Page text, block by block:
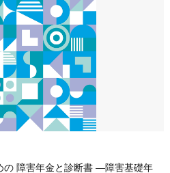
の 障害年金と診断書 ―障害基礎年